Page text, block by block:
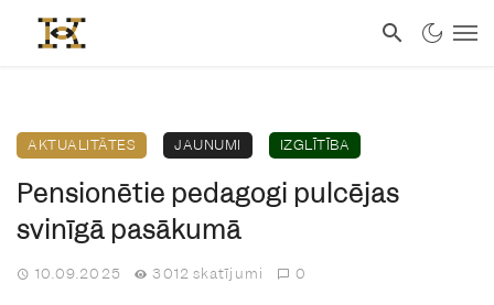
AKTUALITĀTES JAUNUMI IZGLĪTĪBA
Pensionētie pedagogi pulcējas
svinīgā pasākumā
10.09.2025 3012 skatījumi 0